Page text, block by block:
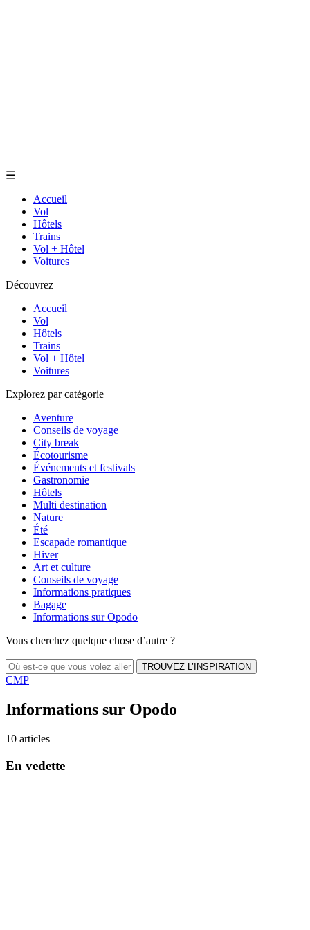
☰
Accueil
Vol
Hôtels
Trains
Vol + Hôtel
Voitures
Découvrez
Accueil
Vol
Hôtels
Trains
Vol + Hôtel
Voitures
Explorez par catégorie
Aventure
Conseils de voyage
City break
Écotourisme
Événements et festivals
Gastronomie
Hôtels
Multi destination
Nature
Été
Escapade romantique
Hiver
Art et culture
Conseils de voyage
Informations pratiques
Bagage
Informations sur Opodo
Vous cherchez quelque chose d’autre ?
TROUVEZ L’INSPIRATION
CMP
Informations sur Opodo
10 articles
En vedette